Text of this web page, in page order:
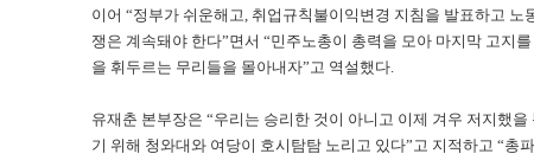
이어 “정부가 쉬운해고, 취업규칙불이익변경 지침을 발표하고
쟁은 계속돼야 한다”면서 “민주노총이 총력을 모아 마지막 고지
을 휘두르는 무리들을 몰아내자”고 역설했다.
유재춘 본부장은 “우리는 승리한 것이 아니고 이제 겨우 저지했
기 위해 청와대와 여당이 호시탐탐 노리고 있다”고 지적하고 “총